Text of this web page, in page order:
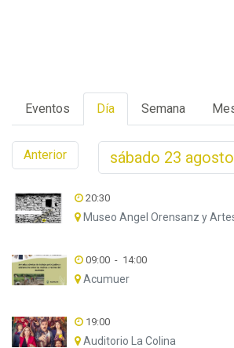
Eventos Día Semana
Anterior sábado 23 agosto
20:30
Museo Angel Orensanz y
09:00 - 14:00
Acumuer
19:00
Auditorio La Colina